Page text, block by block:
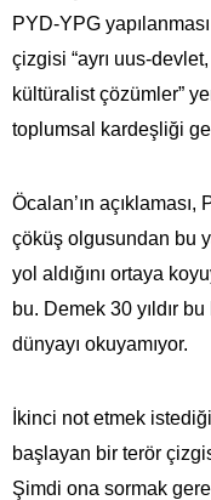
PYD-YPG
çizgisi “ayrı uus-
kültüralist çözümler”
toplumsal kardeşliği
Öcalan’ın
çöküş olgusundan bu
yol aldığını ortaya
bu. Demek 30 yıldır
dünyayı okuyamıyor.
İkinci not etmek
başlayan bir terör
Şimdi ona sormak